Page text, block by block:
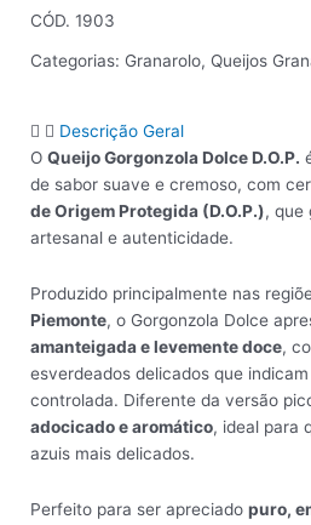
CÓD. 1903
Categorias: Granarolo, Queijos
Descrição Geral
O Queijo Gorgonzola Dolce D.O.P.
de sabor suave e cremoso, com
de Origem Protegida (D.O.P.), que
artesanal e autenticidade.
Produzido principalmente nas
Piemonte, o Gorgonzola Dolce
amanteigada e levemente doce,
esverdeados delicados que
controlada. Diferente da versão
adocicado e aromático, ideal para
azuis mais delicados.
Perfeito para ser apreciado puro,